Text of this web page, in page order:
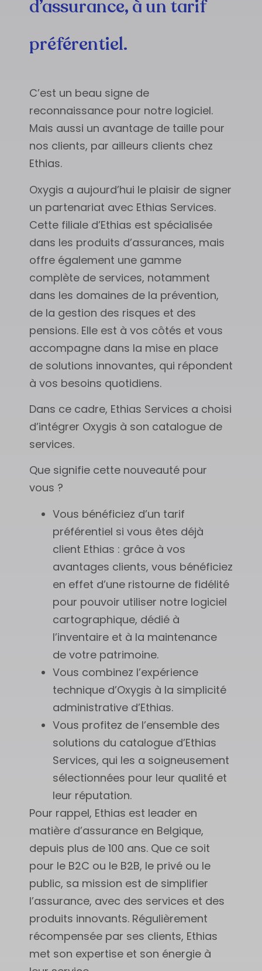
d’assurance, à un tarif
préférentiel.
C’est un beau signe de
reconnaissance pour notre logiciel.
Mais aussi un avantage de taille pour
nos clients, par ailleurs clients chez
Ethias.
Oxygis a aujourd’hui le plaisir de signer
un partenariat avec Ethias Services.
Cette filiale d’Ethias est spécialisée
dans les produits d’assurances, mais
offre également une gamme
complète de services, notamment
dans les domaines de la prévention,
de la gestion des risques et des
pensions. Elle est à vos côtés et vous
accompagne dans la mise en place
de solutions innovantes, qui répondent
à vos besoins quotidiens.
Dans ce cadre, Ethias Services a choisi
d’intégrer Oxygis à son catalogue de
services.
Que signifie cette nouveauté pour
vous ?
Vous bénéficiez d’un tarif
préférentiel si vous êtes déjà
client Ethias : grâce à vos
avantages clients, vous bénéficiez
en effet d’une ristourne de fidélité
pour pouvoir utiliser notre logiciel
cartographique, dédié à
l’inventaire et à la maintenance
de votre patrimoine.
Vous combinez l’expérience
technique d’Oxygis à la simplicité
administrative d’Ethias.
Vous profitez de l’ensemble des
solutions du catalogue d’Ethias
Services, qui les a soigneusement
sélectionnées pour leur qualité et
leur réputation.
Pour rappel, Ethias est leader en
matière d’assurance en Belgique,
depuis plus de 100 ans. Que ce soit
pour le B2C ou le B2B, le privé ou le
public, sa mission est de simplifier
l’assurance, avec des services et des
produits innovants. Régulièrement
récompensée par ses clients, Ethias
met son expertise et son énergie à